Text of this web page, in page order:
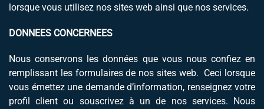
lorsque vous utilisez nos sites web ainsi que nos services.
DONNEES CONCERNEES
Nous conservons les données que vous nous confiez en
remplissant les formulaires de nos sites web. Ceci lorsque
vous émettez une demande d’information, renseignez votre
profil client ou souscrivez à un de nos services. Nous